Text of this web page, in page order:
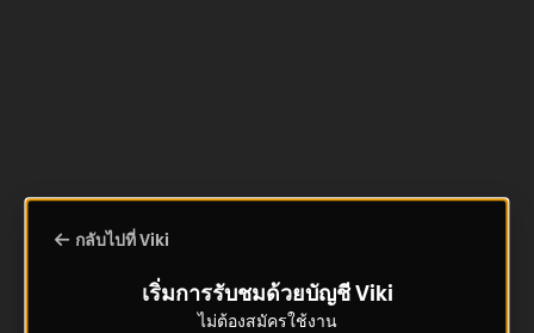
กลับไปที่ Viki
เริ่มการรับชมด้วยบัญชี Viki
ไม่ต้องสมัครใช้งาน